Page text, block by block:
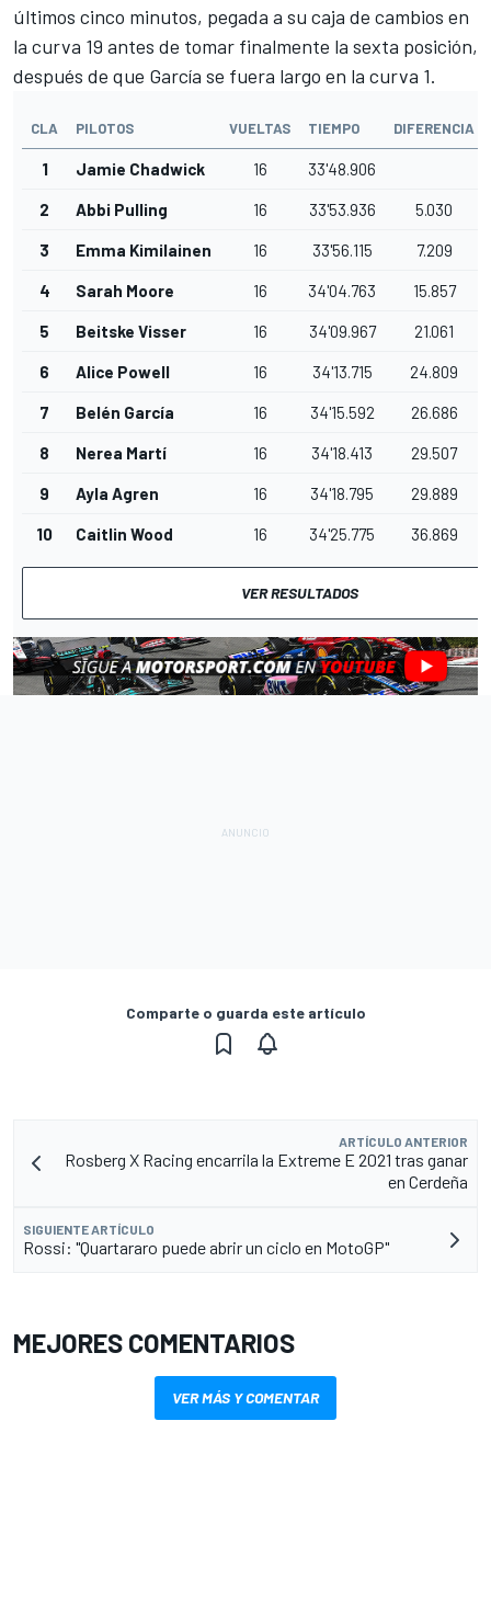
últimos cinco minutos, pegada a su caja de cambios en
la curva 19 antes de tomar finalmente la sexta posición,
después de que García se fuera largo en la curva 1.
CLA PILOTOS VUELTAS TIEMPO DIFERENCIA
1 Jamie Chadwick 16 33'48.906
2 Abbi Pulling 16 33'53.936 5.030
3 Emma Kimilainen 16 33'56.115 7.209
4 Sarah Moore 16 34'04.763 15.857
5 Beitske Visser 16 34'09.967 21.061
6 Alice Powell 16 34'13.715 24.809
7 Belén García 16 34'15.592 26.686
8 Nerea Martí 16 34'18.413 29.507
9 Ayla Agren 16 34'18.795 29.889
10 Caitlin Wood 16 34'25.775 36.869
VER RESULTADOS
Comparte o guarda este artículo
ARTÍCULO ANTERIOR
Rosberg X Racing encarrila la Extreme E 2021 tras ganar
en Cerdeña
SIGUIENTE ARTÍCULO
Rossi: "Quartararo puede abrir un ciclo en MotoGP"
MEJORES COMENTARIOS
VER MÁS Y COMENTAR